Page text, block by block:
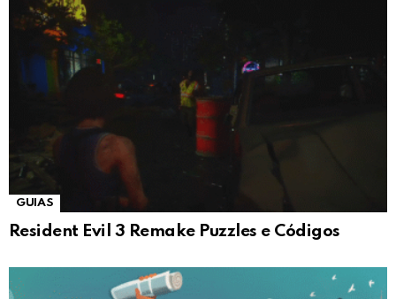
GUIAS
Resident Evil 3 Remake Puzzles e Códigos